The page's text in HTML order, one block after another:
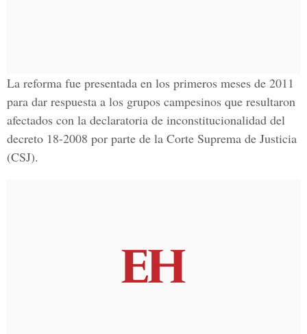
La reforma fue presentada en los primeros meses de 2011
para dar respuesta a los grupos campesinos que resultaron
afectados con la declaratoria de inconstitucionalidad del
decreto 18-2008 por parte de la Corte Suprema de Justicia
(CSJ).